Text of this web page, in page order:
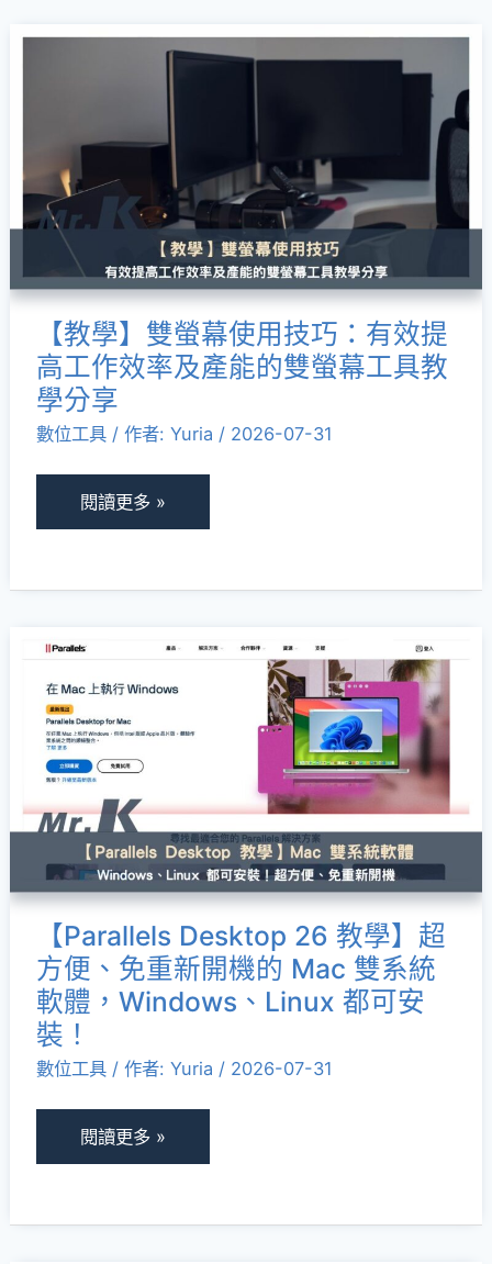
整
評
測
手
入
門
教
學
【教學】雙螢幕使用技巧：有效提
高工作效率及產能的雙螢幕工具教
學分享
數位工具/ 作者: Yuria / 2026-07-31
【教
螢
技
巧：
有
效
提
高
作
效
的
雙
螢
工
具
教
學
分
享
閱讀更多 »
【Parallels Desktop 26 教學】超
方便、免重新開機的 Mac 雙系統
軟體，Windows、Linux 都可安
裝！
數位工具/ 作者: Yuria / 2026-07-31
【Parallels
教
學】
超
方
便、
免
重
新
開
機
的
雙
系
閱讀更多 »